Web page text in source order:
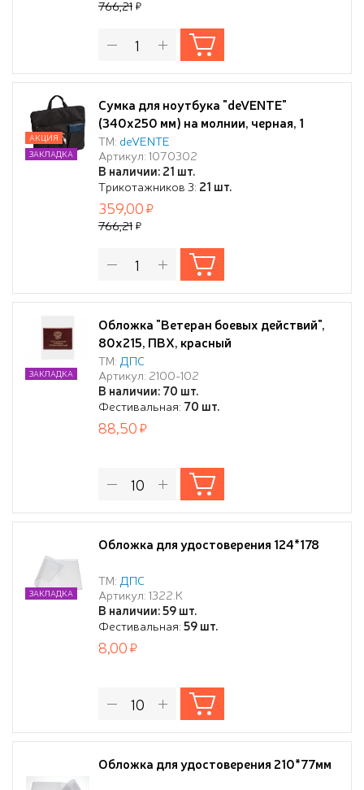
766,21
Сумка для ноутбука "deVENTE"
(340х250 мм) на молнии, черная, 1
внешний большой карман на молнии
для бумаг, 3 внешних вертикальных
кармана для телефона, проводов,
ручкек, блокнотов
ТМ: deVENTE
Артикул: 1070302
В наличии: 21 шт.
Трикотажников 3: 21 шт.
АКЦИЯ
ЗАКЛАДКА
359,00
766,21
Обложка "Ветеран боевых действий",
80х215, ПВХ, красный
ТМ: ДПС
Артикул: 2100-102
В наличии: 70 шт.
Фестивальная: 70 шт.
ЗАКЛАДКА
88,50
Обложка для удостоверения 124*178
ТМ: ДПС
Артикул: 1322.К
В наличии: 59 шт.
Фестивальная:59 шт.
ЗАКЛАДКА
8,00
Обложка для удостоверения 210*77мм